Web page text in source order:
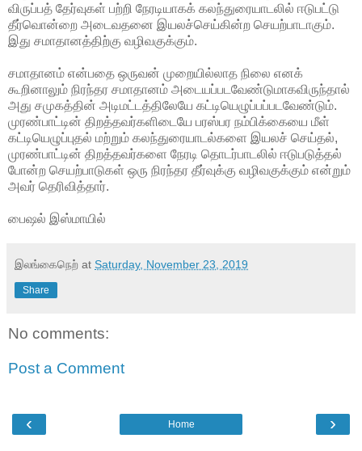
விருப்பத் தேர்வுகள் பற்றி நேரடியாகக் கலந்துரையாடலில் ஈடுபட்டு
தீர்வொன்றை அடைவதனை இயலச்செய்கின்ற செயற்பாடாகும்.
இது சமாதானத்திற்கு வழிவகுக்கும்.
சமாதானம் என்பதை ஒருவன் முறையில்லாத நிலை எனக்
கூறினாலும் நிரந்தர சமாதானம் அடையப்படவேண்டுமாகவிருந்தால்
அது சமுகத்தின் அடிமட்டத்திலேயே கட்டியெழுப்பப்படவேண்டும்.
முரண்பாட்டின் திறத்தவர்களிடையே பரஸ்பர நம்பிக்கையை மீள்
கட்டியெழுப்புதல் மற்றும் கலந்துரையாடல்களை இயலச் செய்தல்,
முரண்பாட்டின் திறத்தவர்களை நேரடி தொடர்பாடலில் ஈடுபடுத்தல்
போன்ற செயற்பாடுகள் ஒரு நிரந்தர தீர்வுக்கு வழிவகுக்கும் என்றும்
அவர் தெரிவித்தார்.
பைஷல் இஸ்மாயில்
இலங்கைநெற் at Saturday, November 23, 2019
Share
No comments:
Post a Comment
‹ ›
Home